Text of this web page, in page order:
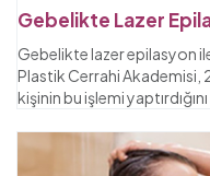
Gebelikte Lazer
Gebelikte lazer epilasyon
Plastik Cerrahi Akademisi,
kişinin bu işlemi